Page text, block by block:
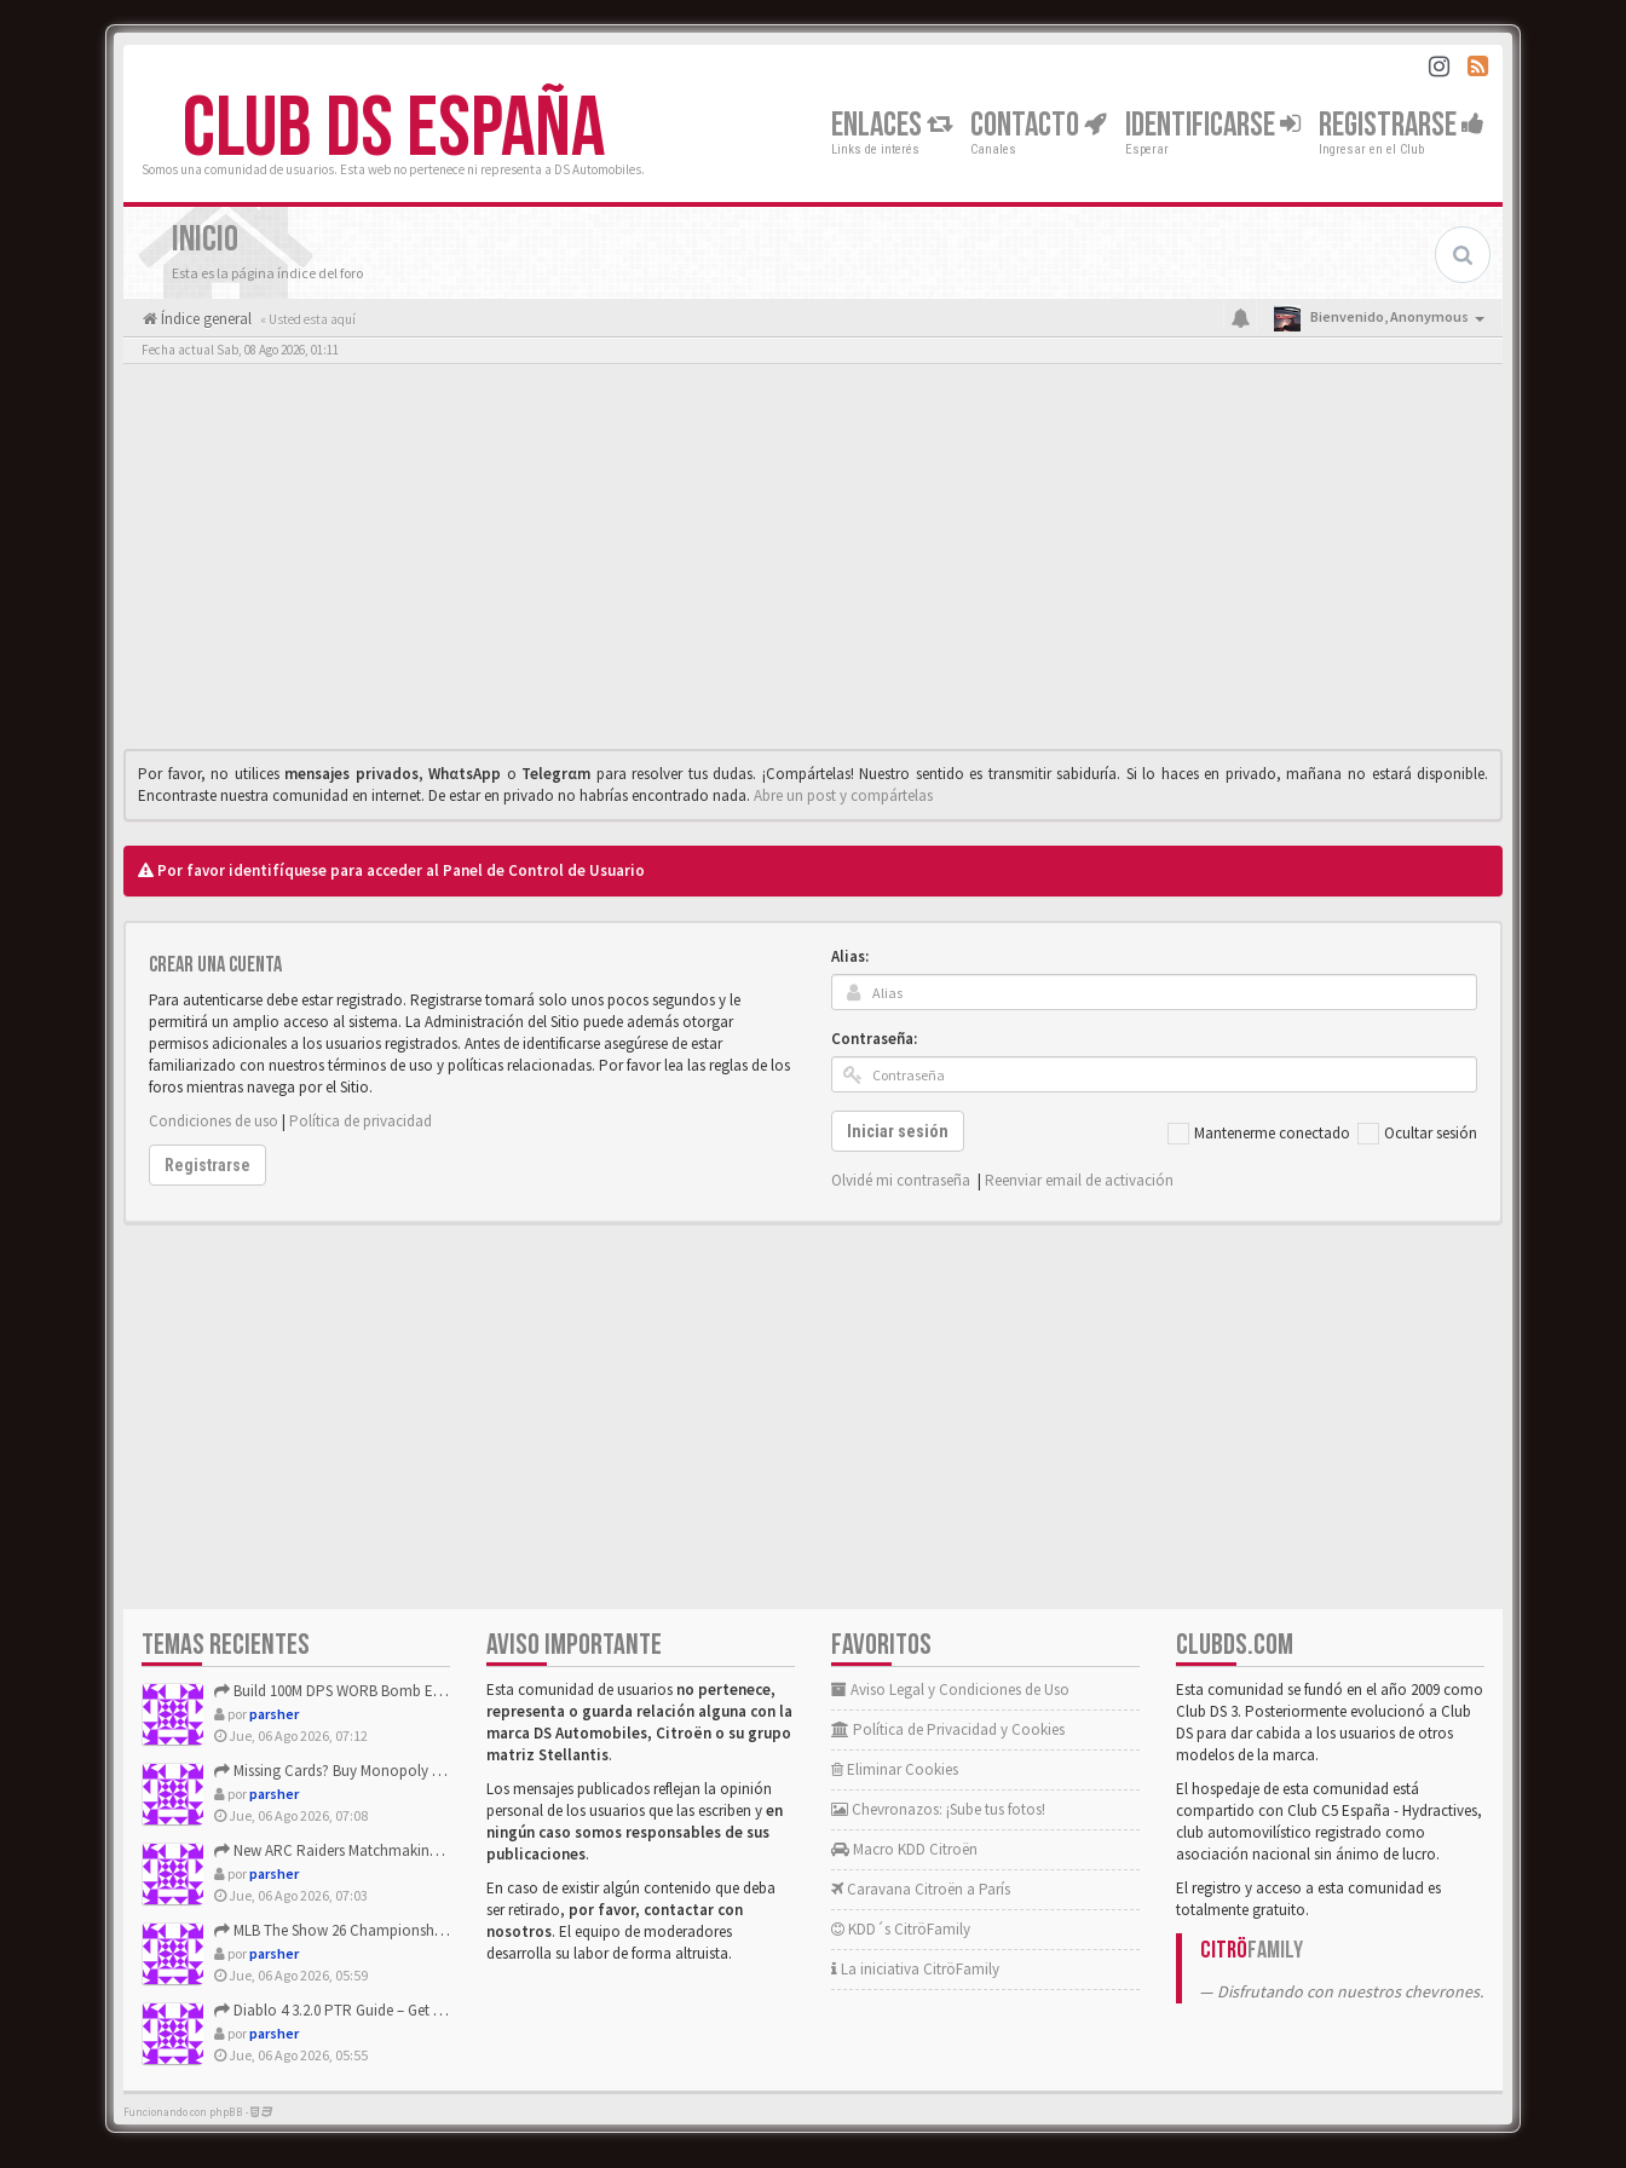
CLUB DS ESPAÑA
Somos una comunidad de usuarios. Esta web no pertenece ni representa a DS Automobiles.
ENLACES
Links de interés
CONTACTO
Canales
IDENTIFICARSE
Esperar
REGISTRARSE
Ingresar en el Club
INICIO
Esta es la página índice del foro
Índice general « Usted esta aquí Bienvenido,Anonymous
Fecha actual Sab, 08 Ago 2026, 01:11
Por favor, no utilices mensajes privados,WhαtsApp o Telegrαm para resolver tus dudas. ¡Compártelas! Nuestro sentido es transmitir sabiduría. Si lo haces en privado, mañana no estará disponible.
Encontraste nuestra comunidad en internet. De estar en privado no habrías encontrado nada. Abre un post y compártelas
Por favor identifíquese para acceder al Panel de Control de Usuario
Crear una cuenta
Para autenticarse debe estar registrado. Registrarse tomará solo unos pocos segundos y le
permitirá un amplio acceso al sistema. La Administración del Sitio puede además otorgar
permisos adicionales a los usuarios registrados. Antes de identificarse asegúrese de estar
familiarizado con nuestros términos de uso y políticas relacionadas. Por favor lea las reglas de los
foros mientras navega por el Sitio.
Condiciones de uso | Política de privacidad
Registrarse
Alias:
Contraseña:
Mantenerme conectado Ocultar sesión
Iniciar sesión
Olvidé mi contraseña | Reenviar email de activación
TEMAS RECIENTES
Build 100M DPS WORB Bomb Elementalist Fast - Grab POE Curren...
porparsher
Jue, 06 Ago 2026, 07:12
Missing Cards? Buy Monopoly Go Happy Harvest with Looney Tun...
porparsher
Jue, 06 Ago 2026, 07:08
New ARC Raiders Matchmaking Update: Stop Failed - Grab Bluep...
porparsher
Jue, 06 Ago 2026, 07:03
MLB The Show 26 Championship Series Update! Get Cheap & ...
porparsher
Jue, 06 Ago 2026, 05:59
Diablo 4 3.2.0 PTR Guide – Get 8% Off Items Quickly to Test ...
porparsher
Jue, 06 Ago 2026, 05:55
AVISO IMPORTANTE
Esta comunidad de usuarios no pertenece,
representa o guarda relación alguna con la
marca DS Automobiles, Citroën o su grupo
matriz Stellantis.
Los mensajes publicados reflejan la opinión
personal de los usuarios que las escriben yen
ningún caso somos responsables de sus
publicaciones.
En caso de existir algún contenido que deba
ser retirado, por favor, contactar con
nosotros. El equipo de moderadores
desarrolla su labor de forma altruista.
FAVORITOS
Aviso Legal y Condiciones de Uso
Política de Privacidad y Cookies
Eliminar Cookies
Chevronazos: ¡Sube tus fotos!
Macro KDD Citroën
Caravana Citroën a París
KDD´s CitröFamily
La iniciativa CitröFamily
CLUBDS.COM
Esta comunidad se fundó en el año 2009 como
Club DS 3. Posteriormente evolucionó a Club
DS para dar cabida a los usuarios de otros
modelos de la marca.
El hospedaje de esta comunidad está
compartido con Club C5 España - Hydractives,
club automovilístico registrado como
asociación nacional sin ánimo de lucro.
El registro y acceso a esta comunidad es
totalmente gratuito.
CitröFamily
Disfrutando con nuestros chevrones.
Funcionando con phpBB -